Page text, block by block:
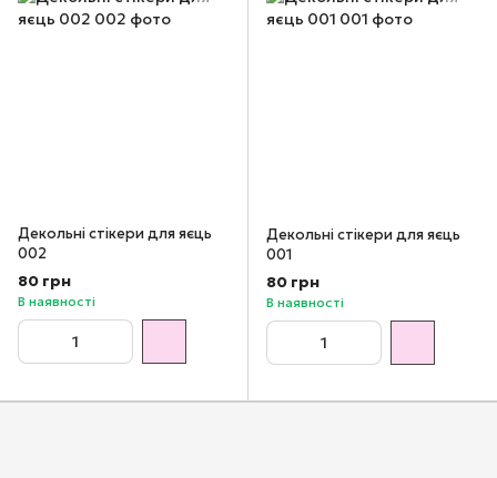
Декольні стікери для яєць
002
80 грн
В наявності
Декольні стікери для яєць
001
80 грн
В наявності